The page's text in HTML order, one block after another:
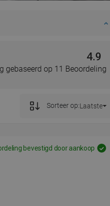
4.9
gebaseerd op 11 Beoordeling
Sorteer op:Laatste
bevestigd door aankoop